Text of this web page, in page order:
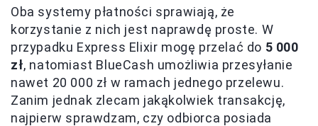
Oba systemy płatności sprawiają, że
korzystanie z nich jest naprawdę proste. W
przypadku Express Elixir mogę przelać do 5 000
zł, natomiast BlueCash umożliwia przesyłanie
nawet 20 000 zł w ramach jednego przelewu.
Zanim jednak zlecam jakąkolwiek transakcję,
najpierw sprawdzam, czy odbiorca posiada